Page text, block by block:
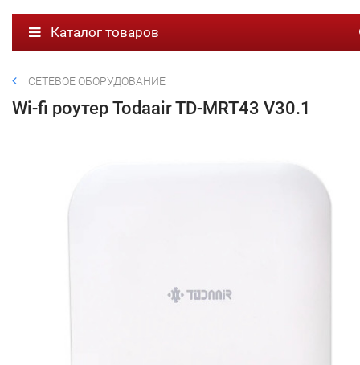
Каталог товаров
СЕТЕВОЕ ОБОРУДОВАНИЕ
Wi-fi роутер Todaair TD-MRT43 V30.1